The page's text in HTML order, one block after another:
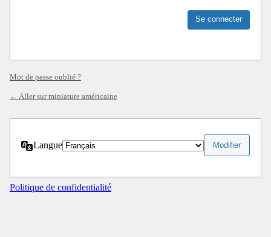
Mot de passe oublié ?
← Aller sur miniature américaine
Langue
Politique de confidentialité